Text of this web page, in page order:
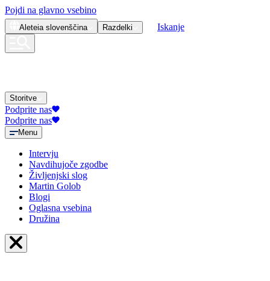
Pojdi na glavno vsebino
Aleteia slovenščina Razdelki Iskanje
Storitve
Podprite nas
Podprite nas
Menu
Intervju
Navdihujoče zgodbe
Življenjski slog
Martin Golob
Blogi
Oglasna vsebina
Družina